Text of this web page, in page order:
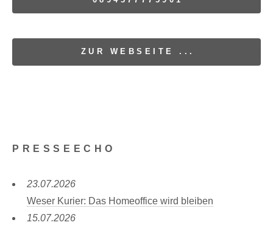
ZUR WEBSEITE ...
PRESSEECHO
23.07.2026
Weser Kurier: Das Homeoffice wird bleiben
15.07.2026